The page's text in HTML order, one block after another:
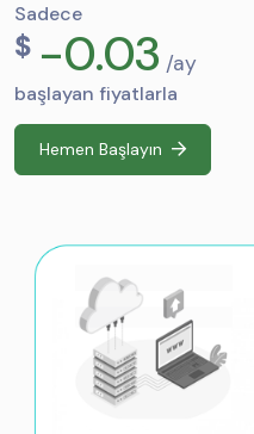
Sadece
$ -0.03 /ay
başlayan fiyatlarla
Hemen Başlayın